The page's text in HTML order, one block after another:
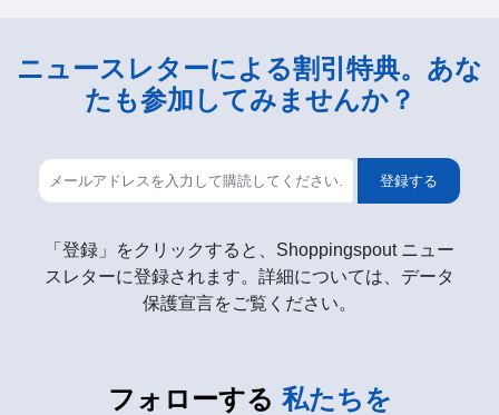
ニュースレターによる割引特典。あな
たも参加してみませんか？
登録する
「登録」をクリックすると、Shoppingspout ニュー
スレターに登録されます。詳細については、データ
保護宣言をご覧ください。
フォローする 私たちを